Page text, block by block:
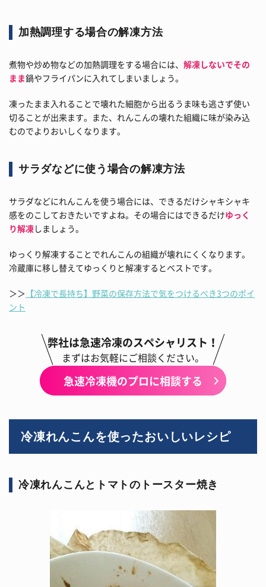
加熱調理する場合の解凍方法
煮物や炒め物などの加熱調理をする場合には、 解凍しないでその
まま鍋やフライパンに入れてしまいましょう。
凍ったまま入れることで壊れた細胞から出るうま味も逃さず使い
切ることが出来ます。また、れんこんの壊れた組織に味が染み込
むのでよりおいしくなります。
サラダなどに使う場合の解凍方法
サラダなどにれんこんを使う場合には、できるだけシャキシャキ
感をのこしておきたいですよね。その場合にはできるだけゆっく
り解凍しましょう。
ゆっくり解凍することでれんこんの組織が壊れにくくなります。
冷蔵庫に移し替えてゆっくりと解凍するとベストです。
＞＞ 【冷凍で長持ち】野菜の保存方法で気をつけるべき3つのポイ
ント
弊社は急速冷凍のスペシャリスト！
まずはお気軽にご相談ください。
急速冷凍機のプロに相談する
冷凍れんこんを使ったおいしいレシピ
冷凍れんこんとトマトのトースター焼き